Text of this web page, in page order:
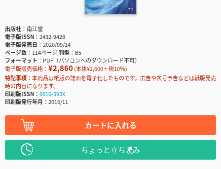
出版社
南江堂
電子版ISSN
2432-9428
電子版発売日
2020/09/14
ページ数
114ページ判型
B5
フォーマット
PDF（パソコンへのダウンロード不可）
電子版販売価格： ¥2,860(本体¥2,600＋税10％)
特記事項
本商品は紙版の誌面を電子化したものです。広告や次号予告などは紙版発売
時の内容になります。
印刷版ISSN
0016-593X
印刷版発行年月
2016/11
カートに入れる
ちょっと立ち読み